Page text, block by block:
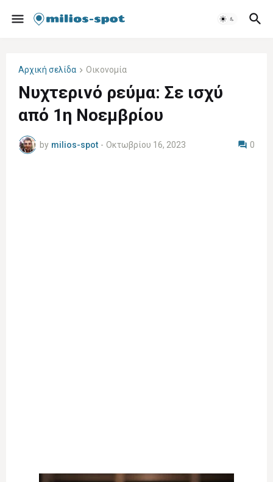
Αρχική σελίδα Οικονομία
Νυχτερινό ρεύμα: Σε ισχύ
από 1η Νοεμβρίου
by milios-spot - Οκτωβρίου 16, 2023 0